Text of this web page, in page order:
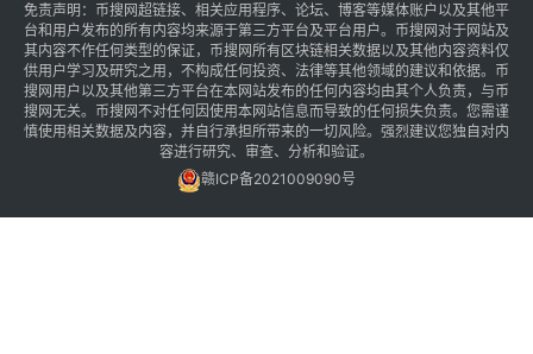
科
免责声明：币搜网超链接、相关应用程序、论坛、博客等媒体账户以及其他平
台和用户发布的所有内容均来源于第三方平台及平台用户。币搜网对于网站及
其内容不作任何类型的保证，币搜网所有区块链相关数据以及其他内容资料仅
供用户学习及研究之用，不构成任何投资、法律等其他领域的建议和依据。币
搜网用户以及其他第三方平台在本网站发布的任何内容均由其个人负责，与币
搜网无关。币搜网不对任何因使用本网站信息而导致的任何损失负责。您需谨
慎使用相关数据及内容，并自行承担所带来的一切风险。强烈建议您独自对内
容进行研究、审查、分析和验证。
赣ICP备2021009090号